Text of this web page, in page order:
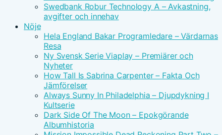
Swedbank Robur Technology A – Avkastning,
avgifter och innehav
Nöje
Hela England Bakar Programledare – Värdarnas
Resa
Ny Svensk Serie Viaplay – Premiärer och
Nyheter
How Tall Is Sabrina Carpenter – Fakta Och
Jämförelser
Always Sunny In Philadelphia – Djupdykning I
Kultserie
Dark Side Of The Moon – Epokgörande
Albumhistoria